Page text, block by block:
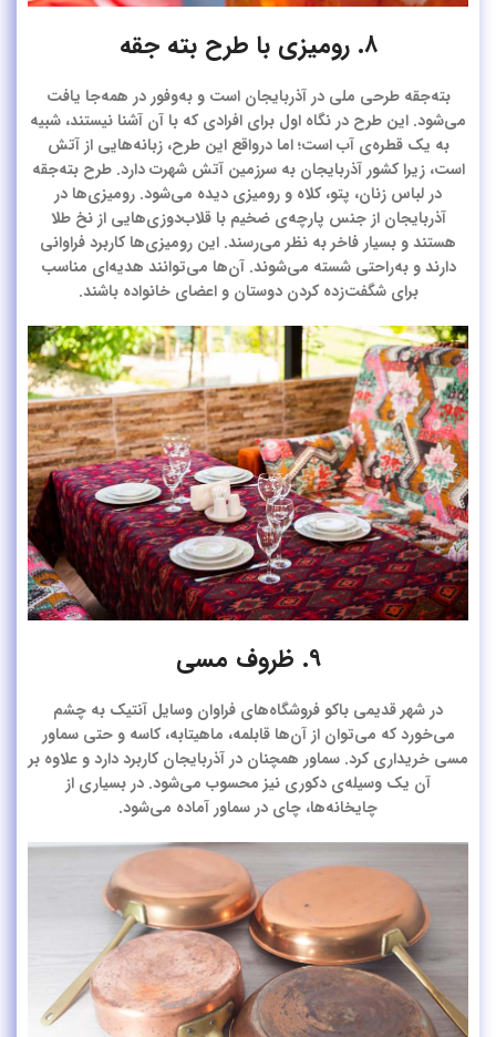
۸. رومیزی با طرح بته جقه
بته‌جقه طرحی ملی در آذربایجان است و به‌وفور در همه‌جا یافت
می‌شود. این طرح در نگاه اول برای افرادی که با آن آشنا نیستند، شبیه
به یک قطره‌ی آب است؛ اما درواقع این طرح، زبانه‌هایی از آتش
است، زیرا کشور آذربایجان به سرزمین آتش شهرت دارد. طرح بته‌جقه
در لباس زنان، پتو، کلاه و رومیزی دیده می‌شود. رومیزی‌ها در
آذربایجان از جنس پارچه‌ی ضخیم با قلاب‌دوزی‌هایی از نخ طلا
هستند و بسیار فاخر به نظر می‌رسند. این رومیزی‌ها کاربرد فراوانی
دارند و به‌راحتی شسته می‌شوند. آن‌ها می‌توانند هدیه‌ای مناسب
برای شگفت‌زده کردن دوستان و اعضای خانواده باشند.
۹. ظروف مسی
در شهر قدیمی باکو فروشگاه‌های فراوان وسایل آنتیک به چشم
می‌خورد که می‌توان از آن‌ها قابلمه، ماهیتابه، کاسه و حتی سماور
مسی خریداری کرد. سماور همچنان در آذربایجان کاربرد دارد و علاوه بر
آن یک وسیله‌ی دکوری نیز محسوب می‌شود. در بسیاری از
چایخانه‌ها، چای در سماور آماده می‌شود.